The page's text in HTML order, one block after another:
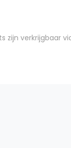
zijn verkrijgbaar